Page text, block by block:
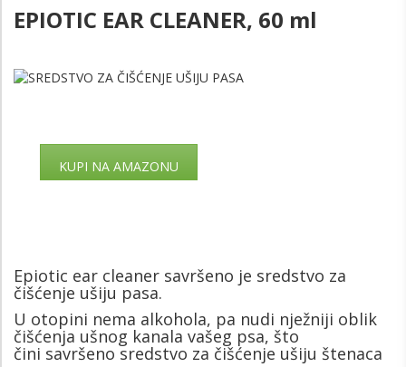
EPIOTIC EAR CLEANER, 60 ml
KUPI NA AMAZONU
Epiotic ear cleaner savršeno je sredstvo za
čišćenje ušiju pasa.
U otopini nema alkohola, pa nudi nježniji oblik
čišćenja ušnog kanala vašeg psa, što
čini savršeno sredstvo za čišćenje ušiju štenaca